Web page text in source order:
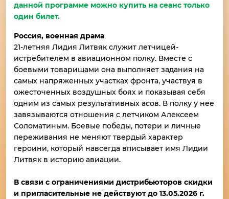
данной программе можно купить на сеанс только
один билет.
Россия, военная драма
21-летняя Лидия Литвяк служит летчицей-
истребителем в авиационном полку. Вместе с
боевыми товарищами она выполняет задания на
самых напряженных участках фронта, участвуя в
ожесточенных воздушных боях и показывая себя
одним из самых результативных асов. В полку у нее
завязываются отношения с летчиком Алексеем
Соломатиным. Боевые победы, потери и личные
переживания не меняют твердый характер
героини, который навсегда вписывает имя Лидии
Литвяк в историю авиации.
В связи с ограничениями дистрибьюторов скидки
и пригласительные не действуют до 13.05.2026 г.